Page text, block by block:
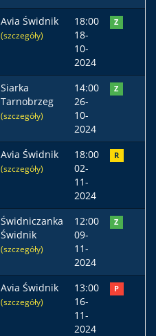
Avia Świdnik
(szczegóły)
18:00
18-
10-
2024
Z
Siarka
Tarnobrzeg
(szczegóły)
14:00
26-
10-
2024
Z
Avia Świdnik
(szczegóły)
18:00
02-
11-
2024
R
Świdniczanka
Świdnik
(szczegóły)
12:00
09-
11-
2024
Z
Avia Świdnik
(szczegóły)
13:00
16-
11-
2024
P